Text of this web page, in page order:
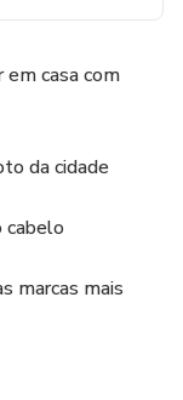
em casa com
da cidade
cabelo
marcas mais